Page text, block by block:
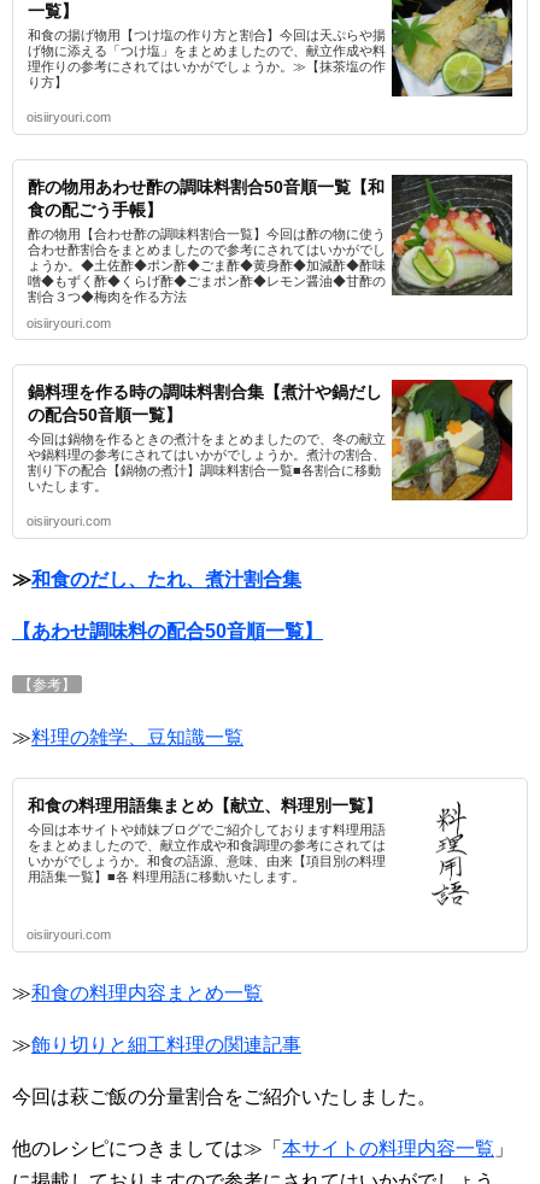
一覧】
和食の揚げ物用【つけ塩の作り方と割合】今回は天ぷらや揚
げ物に添える「つけ塩」をまとめましたので、献立作成や料
理作りの参考にされてはいかがでしょうか。≫【抹茶塩の作
り方】
oisiiryouri.com
酢の物用あわせ酢の調味料割合50音順一覧【和
食の配ごう手帳】
酢の物用【合わせ酢の調味料割合一覧】今回は酢の物に使う
合わせ酢割合をまとめましたので参考にされてはいかがでし
ょうか。◆土佐酢◆ポン酢◆ごま酢◆黄身酢◆加減酢◆酢味
噌◆もずく酢◆くらげ酢◆ごまポン酢◆レモン醤油◆甘酢の
割合３つ◆梅肉を作る方法
oisiiryouri.com
鍋料理を作る時の調味料割合集【煮汁や鍋だし
の配合50音順一覧】
今回は鍋物を作るときの煮汁をまとめましたので、冬の献立
や鍋料理の参考にされてはいかがでしょうか。煮汁の割合、
割り下の配合【鍋物の煮汁】調味料割合一覧■各割合に移動
いたします。
oisiiryouri.com
≫和食のだし、たれ、煮汁割合集
【あわせ調味料の配合50音順一覧】
【参考】
≫料理の雑学、豆知識一覧
和食の料理用語集まとめ【献立、料理別一覧】
今回は本サイトや姉妹ブログでご紹介しております料理用語
をまとめましたので、献立作成や和食調理の参考にされては
いかがでしょうか。和食の語源、意味、由来【項目別の料理
用語集一覧】■各 料理用語に移動いたします。
oisiiryouri.com
≫和食の料理内容まとめ一覧
≫飾り切りと細工料理の関連記事
今回は萩ご飯の分量割合をご紹介いたしました。
他のレシピにつきましては≫「 本サイトの料理内容一覧 」